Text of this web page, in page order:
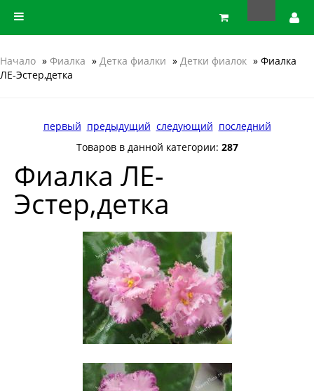
Начало » Фиалка » Детка фиалки » Детки фиалок » Фиалка
ЛЕ-Эстер,детка
первый предыдущий следующий последний
Товаров в данной категории: 287
Фиалка ЛЕ-
Эстер,детка